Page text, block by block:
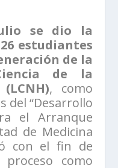
se dio la
estudiantes
de la
de la
, como
del “Desarrollo
el Arranque
de Medicina
con el fin de
como